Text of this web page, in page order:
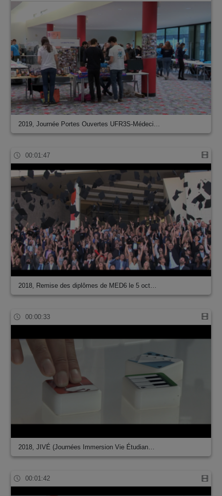
2019, Journée Portes Ouvertes UFR3S-Médeci…
00:01:47
2018, Remise des diplômes de MED6 le 5 oct…
00:00:33
2018, JIVÉ (Journées Immersion Vie Étudian…
00:01:42